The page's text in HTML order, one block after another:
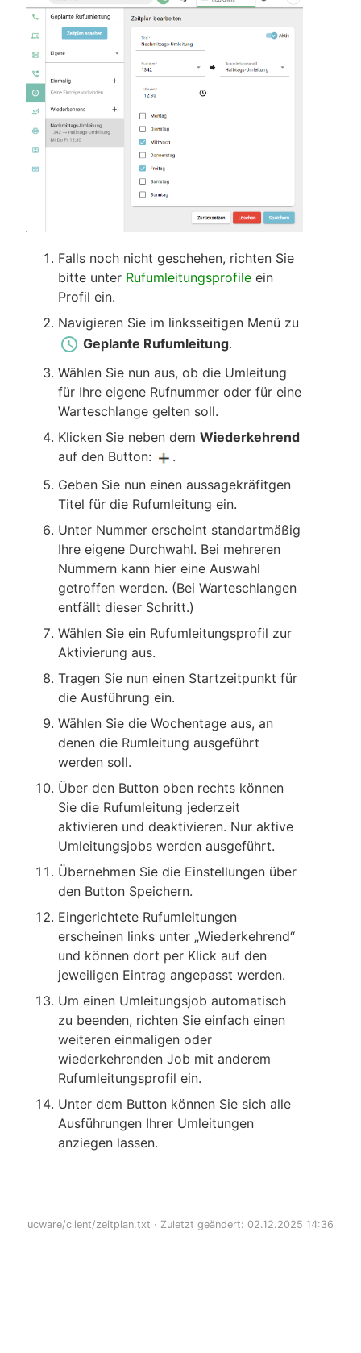
Falls noch nicht geschehen, richten Sie
bitte unter Rufumleitungsprofile ein
Profil ein.
Navigieren Sie im linksseitigen Menü zu
Geplante Rufumleitung.
Wählen Sie nun aus, ob die Umleitung
für Ihre eigene Rufnummer oder für eine
Warteschlange gelten soll.
Klicken Sie neben dem Wiederkehrend
auf den Button:
.
Geben Sie nun einen aussagekräfitgen
Titel für die Rufumleitung ein.
Unter Nummer erscheint standartmäßig
Ihre eigene Durchwahl. Bei mehreren
Nummern kann hier eine Auswahl
getroffen werden. (Bei Warteschlangen
entfällt dieser Schritt.)
Wählen Sie ein Rufumleitungsprofil zur
Aktivierung aus.
Tragen Sie nun einen Startzeitpunkt für
die Ausführung ein.
Wählen Sie die Wochentage aus, an
denen die Rumleitung ausgeführt
werden soll.
Über den Button oben rechts können
Sie die Rufumleitung jederzeit
aktivieren und deaktivieren. Nur aktive
Umleitungsjobs werden ausgeführt.
Übernehmen Sie die Einstellungen über
den Button Speichern.
Eingerichtete Rufumleitungen
erscheinen links unter „Wiederkehrend“
und können dort per Klick auf den
jeweiligen Eintrag angepasst werden.
Um einen Umleitungsjob automatisch
zu beenden, richten Sie einfach einen
weiteren einmaligen oder
wiederkehrenden Job mit anderem
Rufumleitungsprofil ein.
Unter dem Button können Sie sich alle
Ausführungen Ihrer Umleitungen
anziegen lassen.
ucware/client/zeitplan.txt · Zuletzt geändert: 02.12.2025 14:36